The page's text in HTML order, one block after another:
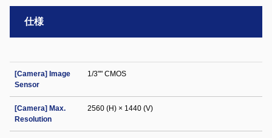
仕様
[Camera] Image
Sensor
1/3"" CMOS
[Camera] Max.
Resolution
2560 (H) × 1440 (V)